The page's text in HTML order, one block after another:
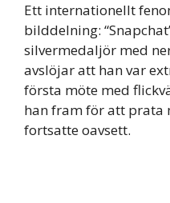
Ett internationellt
bilddelning:
silvermedaljör med
avslöjar att han var
första möte med
han fram för att prata
fortsatte oavsett.